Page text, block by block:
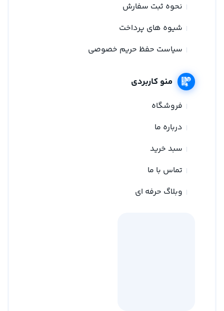
نحوه ثبت سفارش
شیوه های پرداخت
سیاست حفظ حریم خصوصی
منو کاربردی
فروشگاه
درباره ما
سبد خرید
تماس با ما
وبلاگ حرفه ای